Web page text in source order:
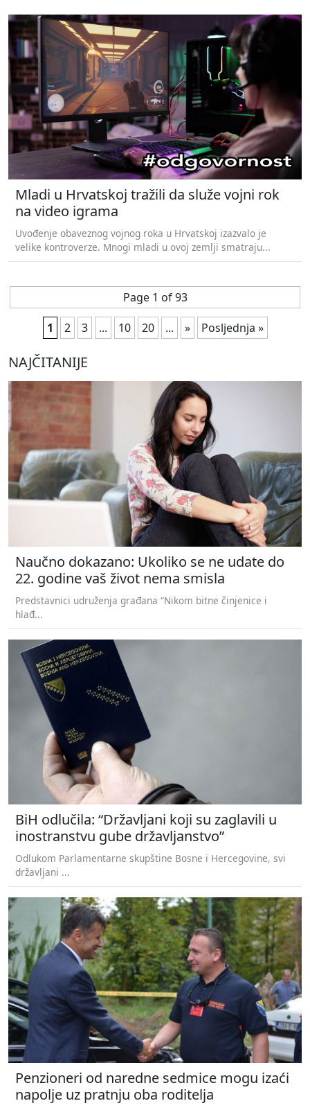
Mladi u Hrvatskoj tražili da služe vojni rok
na video igrama
Uvođenje obaveznog vojnog roka u Hrvatskoj izazvalo je
velike kontroverze. Mnogi mladi u ovoj zemlji smatraju...
Page 1 of 93
1
2 3 ... 10 20 ... » Posljednja »
NAJČITANIJE
Naučno dokazano: Ukoliko se ne udate do
22. godine vaš život nema smisla
Predstavnici udruženja građana “Nikom bitne činjenice i
hlađ...
BiH odlučila: “Državljani koji su zaglavili u
inostranstvu gube državljanstvo”
Odlukom Parlamentarne skupštine Bosne i Hercegovine, svi
državljani ...
Penzioneri od naredne sedmice mogu izaći
napolje uz pratnju oba roditelja